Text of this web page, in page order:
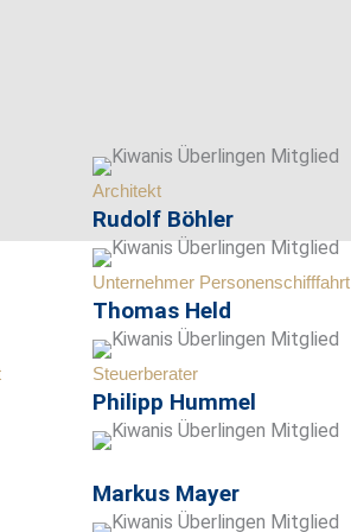
Architekt
Rudolf Böhler
Unternehmer Personenschifffahrt
Thomas Held
Steuerberater
Philipp Hummel
Markus Mayer